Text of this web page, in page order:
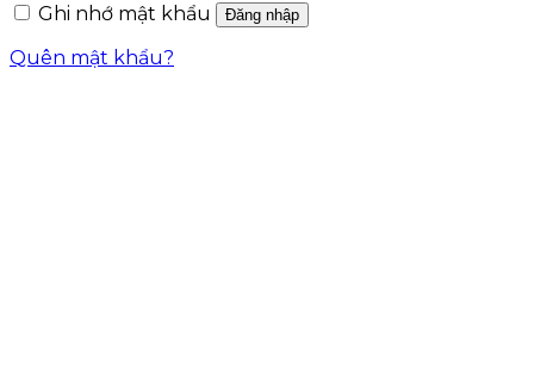
Ghi nhớ mật khẩu
Đăng nhập
Quên mật khẩu?